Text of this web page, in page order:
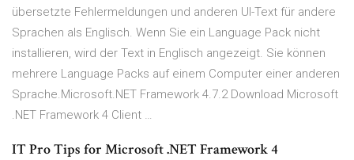
übersetzte Fehlermeldungen und anderen UI-Text für andere
Sprachen als Englisch. Wenn Sie ein Language Pack nicht
installieren, wird der Text in Englisch angezeigt. Sie können
mehrere Language Packs auf einem Computer einer anderen
Sprache.Microsoft.NET Framework 4.7.2 Download Microsoft
.NET Framework 4 Client …
IT Pro Tips for Microsoft .NET Framework 4